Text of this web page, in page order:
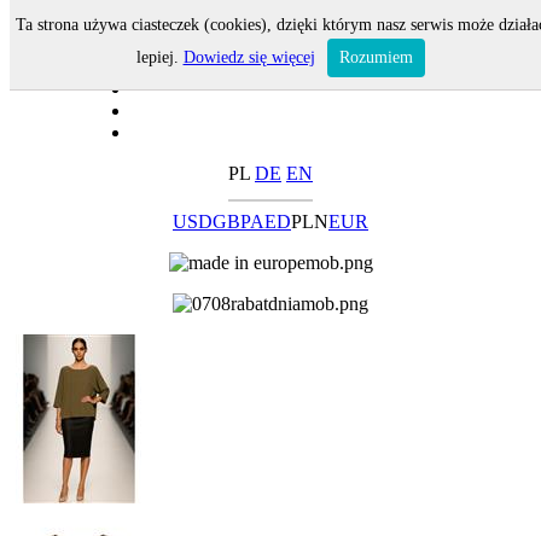
PL DE EN
USDGBPAEDPLNEUR
Ta strona używa ciasteczek (cookies), dzięki którym nasz serwis może
lepiej. Dowiedz się więcej Rozumiem